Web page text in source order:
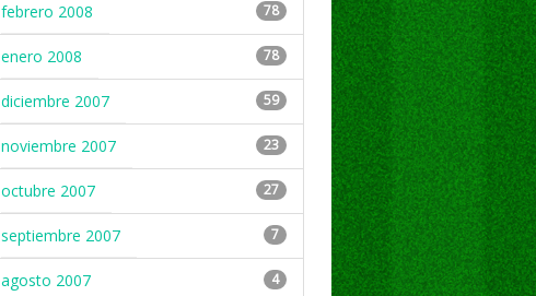
febrero 2008 78
enero 2008 78
diciembre 2007 59
noviembre 2007 23
octubre 2007 27
septiembre 2007 7
agosto 2007 4